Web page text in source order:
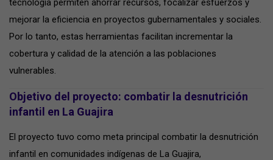
tecnología permiten ahorrar recursos, focalizar esfuerzos y
mejorar la eficiencia en proyectos gubernamentales y sociales.
Por lo tanto, estas herramientas facilitan incrementar la
cobertura y calidad de la atención a las poblaciones
vulnerables.
Objetivo del proyecto: combatir la desnutrición
infantil en La Guajira
El proyecto tuvo como meta principal combatir la desnutrición
infantil en comunidades indígenas de La Guajira,